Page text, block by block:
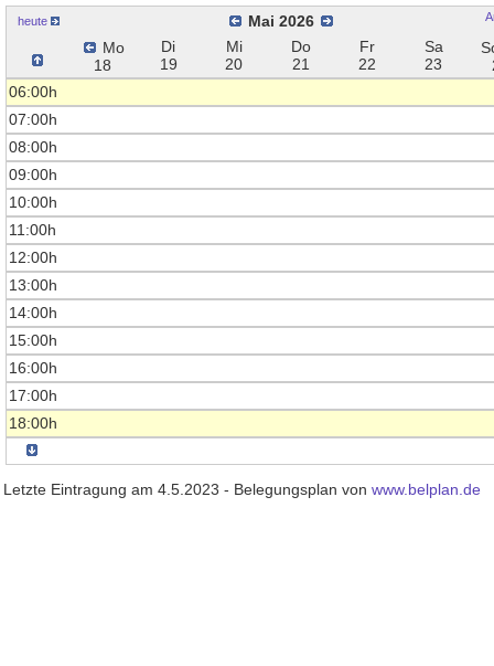
heute
Mai 2026
Mo
18
Di
19
Mi
20
Do
21
Fr
22
Sa
23
06:00h
07:00h
08:00h
09:00h
10:00h
11:00h
12:00h
13:00h
14:00h
15:00h
16:00h
17:00h
18:00h
Letzte Eintragung am 4.5.2023 - Belegungsplan von www.belplan.de